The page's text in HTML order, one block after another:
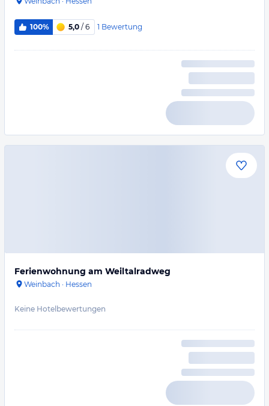
100% 5,0 / 6 1 Bewertung
Ferienwohnung am Weiltalradweg
Weinbach · Hessen
Keine Hotelbewertungen